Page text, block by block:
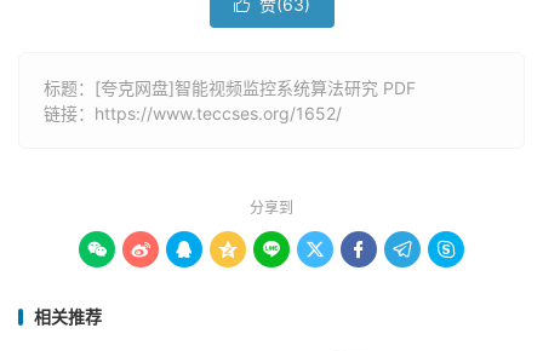
 赞(63)
标题：[夸克网盘]智能视频监控系统算法研究 PDF
链接： https://www.teccses.org/1652/
分享到
        
相关推荐